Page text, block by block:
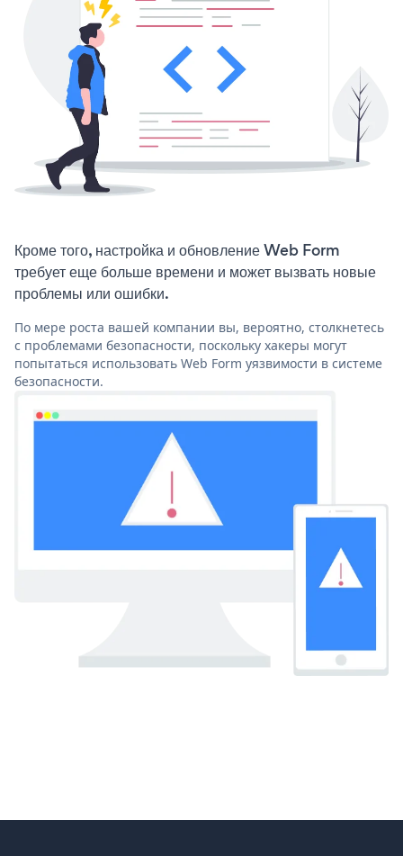
Кроме того, настройка и обновление Web Form
требует еще больше времени и может вызвать новые
проблемы или ошибки.
По мере роста вашей компании вы, вероятно, столкнетесь
с проблемами безопасности, поскольку хакеры могут
попытаться использовать Web Form уязвимости в системе
безопасности.